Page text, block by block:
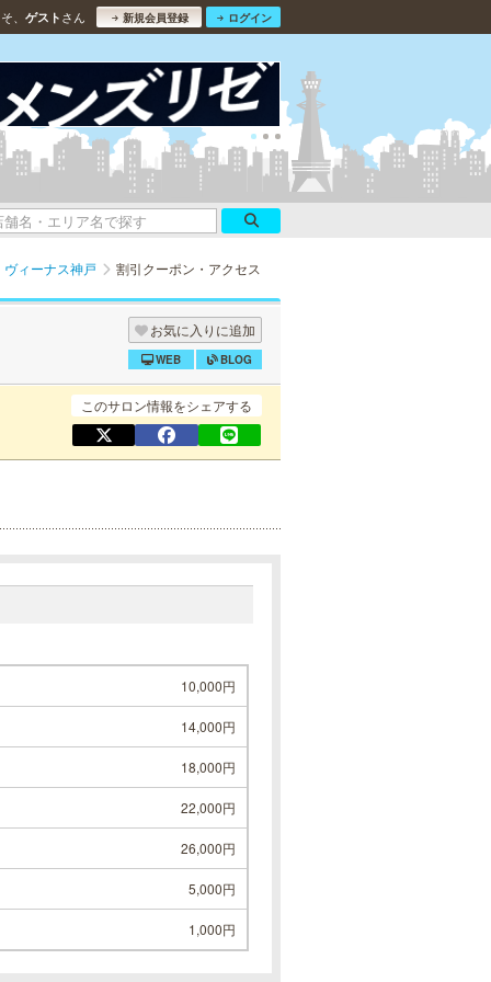
、 ゲスト さん 新規会員登録 ログイン
ヴィーナス神戸 割引クーポン・アクセス
お気に入りに追加
WEB BLOG
このサロン情報をシェアする
10,000円
14,000円
18,000円
22,000円
26,000円
5,000円
1,000円